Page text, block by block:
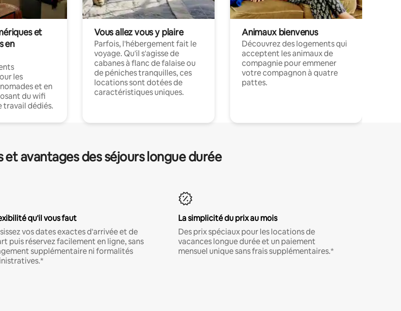
et
en
les
et en
du wifi
travail dédiés.
Vous allez vous y plaire
Parfois, l'hébergement fait le
voyage. Qu'il s'agisse de
cabanes à flanc de falaise ou
de péniches tranquilles, ces
locations sont dotées de
caractéristiques uniques.
Animaux bienvenus
Découvrez des logements qui
acceptent les animaux de
compagnie pour emmener
votre compagnon à quatre
pattes.
et avantages des séjours longue durée
qu'il vous faut
vos dates exactes d'arrivée et de
puis réservez facilement en ligne, sans
supplémentaire ni formalités
La simplicité du prix au mois
Des prix spéciaux pour les locations de
vacances longue durée et un paiement
mensuel unique sans frais supplémentaires.*